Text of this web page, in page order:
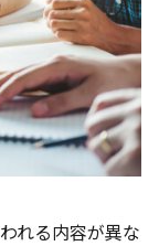
れる内容が異な